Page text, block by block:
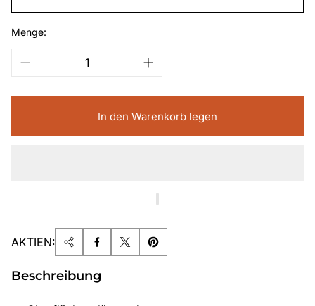
Menge:
In den Warenkorb legen
AKTIEN:
Beschreibung